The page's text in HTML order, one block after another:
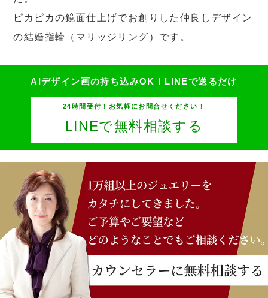
ピカピカの鏡面仕上げでお創りした仲良しデザイン
の結婚指輪（マリッジリング）です。
AIデザイン画の持ち込みOK！ LINEで送るだけ
24時間受付！お気軽にお問合せください！
LINEで無料相談する